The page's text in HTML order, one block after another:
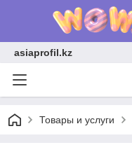
asiaprofil.kz
Товары и услуги